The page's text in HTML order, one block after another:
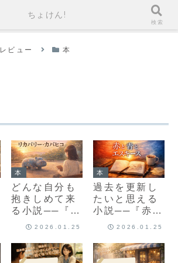
レビュー 本
本
どんな自分も
抱きしめて来
る小説──『リ
カバリー・カ
2026.01.25
本
過去を更新し
たいと思える
小説──『赤と
青とエスキー
2026.01.25
ちょけん!
検索